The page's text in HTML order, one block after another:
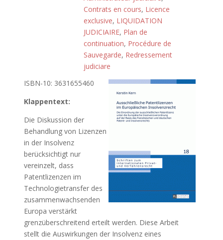
Contrats en cours, Licence
exclusive, LIQUIDATION
JUDICIAIRE, Plan de
continuation, Procédure de
Sauvegarde, Redressement
judiciare
ISBN-10: 3631655460
Klappentext:
Die Diskussion der
Behandlung von Lizenzen
in der Insolvenz
berücksichtigt nur
vereinzelt, dass
Patentlizenzen im
Technologietransfer des
zusammenwachsenden
Europa verstärkt
grenzüberschreitend erteilt werden. Diese Arbeit
stellt die Auswirkungen der Insolvenz eines